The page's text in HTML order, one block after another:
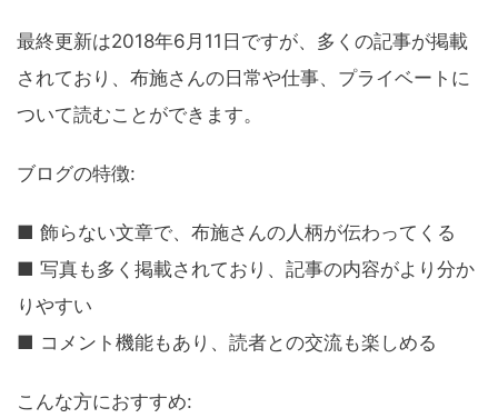
最終更新は2018年6月11日ですが、多くの記事が掲載
されており、布施さんの日常や仕事、プライベートに
ついて読むことができます。
ブログの特徴:
■ 飾らない文章で、布施さんの人柄が伝わってくる
■ 写真も多く掲載されており、記事の内容がより分か
りやすい
■ コメント機能もあり、読者との交流も楽しめる
こんな方におすすめ: